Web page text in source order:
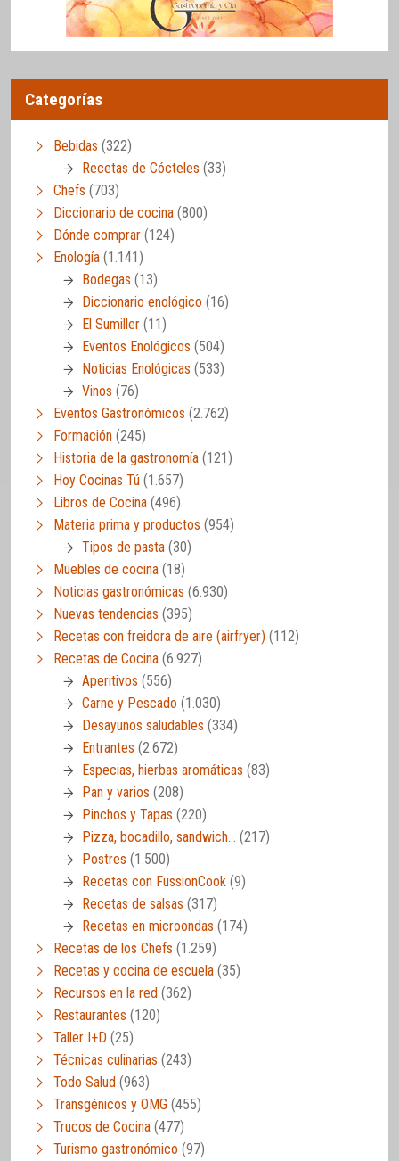
Categorías
Bebidas (322)
Recetas de Cócteles (33)
Chefs (703)
Diccionario de cocina (800)
Dónde comprar (124)
Enología (1.141)
Bodegas (13)
Diccionario enológico (16)
El Sumiller (11)
Eventos Enológicos (504)
Noticias Enológicas (533)
Vinos (76)
Eventos Gastronómicos (2.762)
Formación (245)
Historia de la gastronomía (121)
Hoy Cocinas Tú (1.657)
Libros de Cocina (496)
Materia prima y productos (954)
Tipos de pasta (30)
Muebles de cocina (18)
Noticias gastronómicas (6.930)
Nuevas tendencias (395)
Recetas con freidora de aire (airfryer) (112)
Recetas de Cocina (6.927)
Aperitivos (556)
Carne y Pescado (1.030)
Desayunos saludables (334)
Entrantes (2.672)
Especias, hierbas aromáticas (83)
Pan y varios (208)
Pinchos y Tapas (220)
Pizza, bocadillo, sandwich… (217)
Postres (1.500)
Recetas con FussionCook (9)
Recetas de salsas (317)
Recetas en microondas (174)
Recetas de los Chefs (1.259)
Recetas y cocina de escuela (35)
Recursos en la red (362)
Restaurantes (120)
Taller I+D (25)
Técnicas culinarias (243)
Todo Salud (963)
Transgénicos y OMG (455)
Trucos de Cocina (477)
Turismo gastronómico (97)